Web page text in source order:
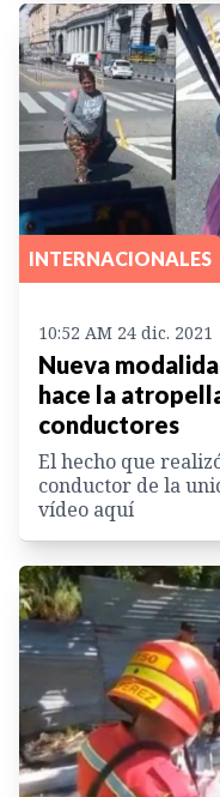
INTERNACIONALES
10:52 AM 24 dic. 2021
Nueva
hace la
conductores
El hecho que
conductor de la
vídeo aquí